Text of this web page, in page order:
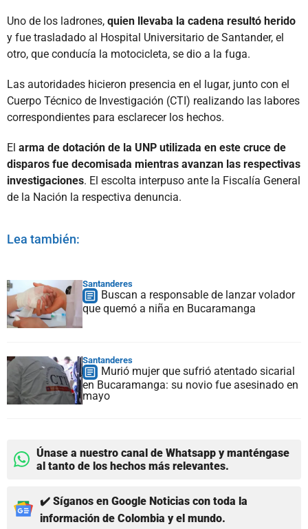
Uno de los ladrones, quien llevaba la cadena resultó herido
y fue trasladado al Hospital Universitario de Santander, el
otro, que conducía la motocicleta, se dio a la fuga.
Las autoridades hicieron presencia en el lugar, junto con el
Cuerpo Técnico de Investigación (CTI) realizando las labores
correspondientes para esclarecer los hechos.
El arma de dotación de la UNP utilizada en este cruce de
disparos fue decomisada mientras avanzan las respectivas
investigaciones. El escolta interpuso ante la Fiscalía General
de la Nación la respectiva denuncia.
Lea también:
Santanderes
Buscan a responsable de lanzar volador
que quemó a niña en Bucaramanga
Santanderes
Murió mujer que sufrió atentado sicarial
en Bucaramanga: su novio fue asesinado en
mayo
Únase a nuestro canal de Whatsapp y manténgase
al tanto de los hechos más relevantes.
✔️ Síganos en Google Noticias con toda la
información de Colombia y el mundo.